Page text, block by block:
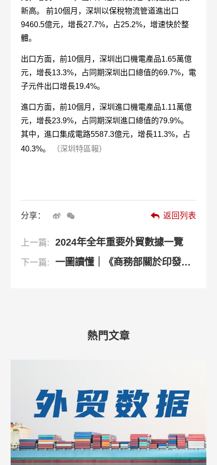
新高。 前10個月，深圳以保稅物流管道進出口
9460.5億元，增長27.7%，占25.2%，增速快於整
體。
出口方面，前10個月，深圳出口機電產品1.65萬億
元，增長13.3%，占同期深圳出口總值的69.7%，電
子元件出口增長19.4%。
進口方面，前10個月，深圳進口機電產品1.11萬億
元，增長23.9%，占同期深圳進口總值的79.9%。
其中，進口集成電路5587.3億元，增長11.3%，占
40.3%。
（深圳特區報）
分享： 返回列表
上一篇: 2024年全年重要外貿數據一覽
下一篇: 一圖讀懂｜《商務部關於印發促進外貿穩定增長若幹政策措施的通知》政策解讀
熱門文章